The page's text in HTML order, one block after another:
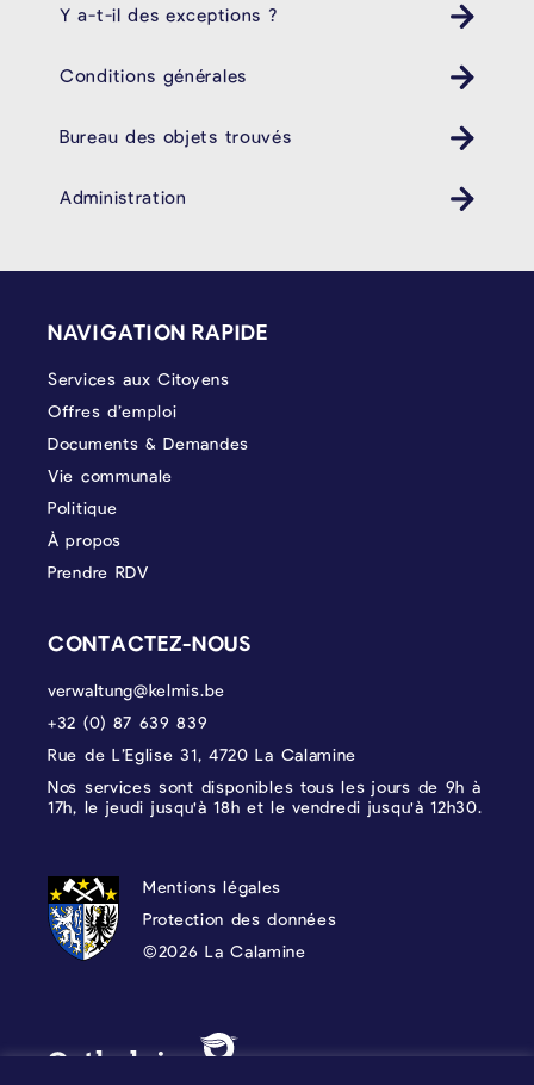
Y a-t-il des exceptions ?
Conditions générales
Bureau des objets trouvés
Administration
NAVIGATION RAPIDE
Services aux Citoyens
Offres d’emploi
Documents & Demandes
Vie communale
Politique
À propos
Prendre RDV
CONTACTEZ-NOUS
verwaltung@kelmis.be
+32 (0) 87 639 839
Rue de L’Eglise 31, 4720 La Calamine
Nos services sont disponibles tous les jours de 9h à
17h, le jeudi jusqu'à 18h et le vendredi jusqu'à 12h30.
PROTECTION DES DONNÉES, MENTIONS
Mentions légales
Protection des données
©2026 La Calamine